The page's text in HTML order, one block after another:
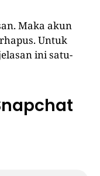
Maka akun
Untuk
ini satu-